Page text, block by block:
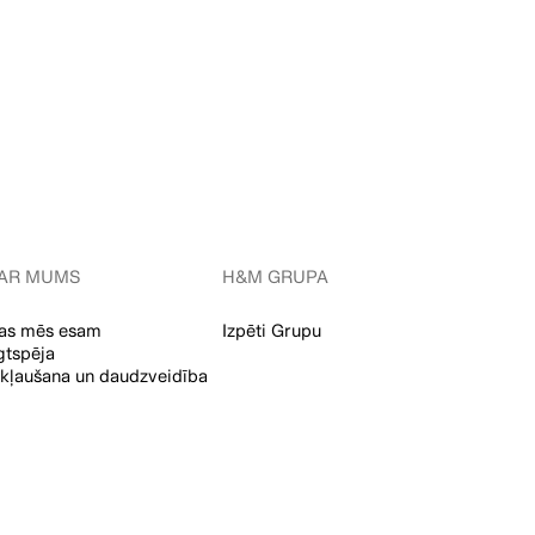
MUMS
mēs esam
un daudzveidība
H&M GRUPA
Izpēti Grupu